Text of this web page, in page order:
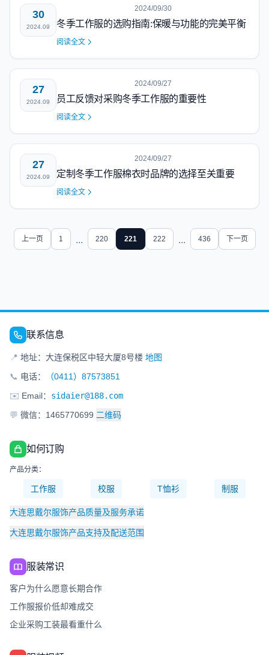
30
2024.09
2024/09/30
冬季工作服的选购指南:保暖与功能的完美平衡
阅读全文
27
2024.09
2024/09/27
员工反馈对采购冬季工作服的重要性
阅读全文
27
2024.09
2024/09/27
定制冬季工作服棉衣时品牌的选择至关重要
阅读全文
上一页 1 ... 220 221 222 ... 436 下一页
联系信息
📍 地址：大连保税区中轻大厦8号楼 地图
📞 电话：
（0411）87573851
✉️ Email： sidaier@188.com
💬 微信：1465770699 二维码
如何订购
产品分类：
工作服 校服 T恤衫 制服
大连思戴尔服饰产品质量及服务承诺
大连思戴尔服饰产品支持及配送范围
服装常识
客户为什么愿意长期合作
工作服报价低却难成交
企业采购工装最看重什么